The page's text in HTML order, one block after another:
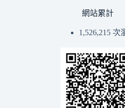
網站累計
1,526,215 次